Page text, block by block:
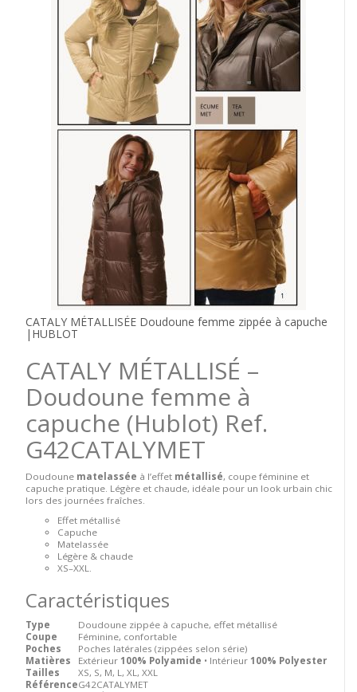
CATALY MÉTALLISÉE Doudoune femme zippée à capuche
|HUBLOT
CATALY MÉTALLISÉ –
Doudoune femme à
capuche (Hublot) Ref.
G42CATALYMET
Doudoune matelassée à l’effet métallisé, coupe féminine et
capuche pratique. Légère et chaude, idéale pour un look urbain chic
lors des journées fraîches.
Effet métallisé
Capuche
Matelassée
Légère & chaude
XS–XXL.
Caractéristiques
Type
Doudoune zippée à capuche, effet métallisé
Coupe
Féminine, confortable
Poches
Poches latérales (zippées selon série)
Matières
Extérieur 100% Polyamide • Intérieur 100% Polyester
Tailles
XS, S, M, L, XL, XXL
RéférenceG42CATALYMET